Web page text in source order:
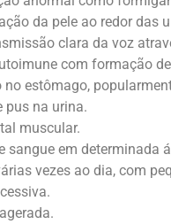
da pele ao redor das
clara da voz
com formação
no estômago,
pus na urina.
muscular.
sangue em determinada
vezes ao dia, com